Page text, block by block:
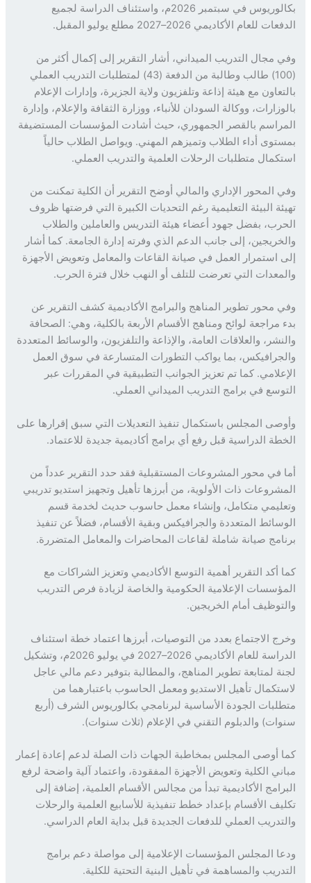
بكالوريوس في سبتمبر 2026م، واستئناف الدراسة لجميع
للعام الأكاديمي 2026–2027 مطلع يوليو المقبل.
مجال التدريب الميداني، أشار التقرير إلى إكمال أكثر من
(100) طالب وطالبة من الدفعة (43) لمتطلبات التدريب العملي
مع هيئة إذاعة وتلفزيون ولاية الجزيرة، وإدارات الإعلام
ووكالة السودان للأنباء، ووزارة الثقافة والإعلام، وإدارة
بالقصر الجمهوري، حيث أشادت المؤسسات المستضيفة
أداء الطلاب وتميزهم المهني. ويواصل الطلاب حالياً
متطلبات الرحلات العلمية والتدريب العملي.
المحور الإداري والمالي أوضح التقرير أن الكلية تمكنت من
البيئة التعليمية رغم التحديات الكبيرة التي فرضتها ظروف
بفضل جهود أعضاء هيئة التدريس والعاملين والطلاب
إلى جانب الدعم الذي وفرته إدارة الجامعة. كما أشار
استمرار العمل في صيانة القاعات والمعامل وتعويض الأجهزة
التي تعرضت للتلف أو النهب خلال فترة الحرب.
محور تطوير المناهج والبرامج الأكاديمية كشف التقرير عن
مراجعة لوائح ومناهج الأقسام الأربعة بالكلية، وهي: الصحافة
والعلاقات العامة، والإذاعة والتلفزيون، والوسائط المتعددة
بما يواكب التطورات المتسارعة في سوق العمل
كما تم تعزيز الجوانب التطبيقية في المقررات عبر
في برامج التدريب الميداني العملي.
المجلس باستكمال تنفيذ التعديلات التي سبق إقرارها على
الدراسية قبل رفع أي برامج أكاديمية جديدة للاعتماد.
في محور المشروعات المستقبلية فقد حدد التقرير عدداً من
ذات الأولوية، من أبرزها تأهيل وتجهيز استديو تدريبي
متكامل، وإنشاء معمل حاسوب حديث لخدمة قسم
المتعددة والجرافيكس وبقية الأقسام، فضلاً عن تنفيذ
صيانة شاملة لقاعات المحاضرات والمعامل المتضررة.
أكد التقرير أهمية التوسع الأكاديمي وتعزيز الشراكات مع
الإعلامية الحكومية والخاصة لزيادة فرص التدريب
أمام الخريجين.
الاجتماع بعدد من التوصيات، أبرزها اعتماد خطة استئناف
الدراسة للعام الأكاديمي 2026–2027 في يوليو 2026م، وتشكيل
لمتابعة تطوير المناهج، والمطالبة بتوفير دعم مالي عاجل
تأهيل الاستديو ومعمل الحاسوب باعتبارهما من
الجودة الأساسية لبرنامجي بكالوريوس الشرف (أربع
والدبلوم التقني في الإعلام (ثلاث سنوات).
أوصى المجلس بمخاطبة الجهات ذات الصلة لدعم إعادة إعمار
الكلية وتعويض الأجهزة المفقودة، واعتماد آلية واضحة لرفع
الأكاديمية تبدأ من مجالس الأقسام العلمية، إضافة إلى
الأقسام بإعداد خطط تنفيذية للأسابيع العلمية والرحلات
العملي للدفعات الجديدة قبل بداية العام الدراسي.
المجلس المؤسسات الإعلامية إلى مواصلة دعم برامج
والمساهمة في تأهيل البنية التحتية للكلية.